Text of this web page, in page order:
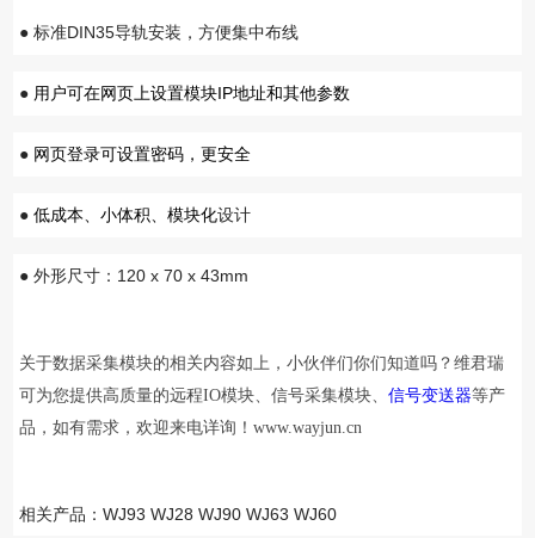
●标准DIN35导轨安装，方便集中布线
● 用户可在网页上设置模块IP地址和其他参数
● 网页登录可设置密码，更安全
● 低成本、小体积、模块化设计
●外形尺寸： 120 x 70 x 43mm
关于数据采集模块的相关内容如上 ，小伙伴们你们知道吗？维君瑞
可为您提供高质量的远程IO模块、信号采集模块、信号变送器等产
品，如有需求，欢迎来电详询！www.wayjun.cn
相关产品：WJ93 WJ28 WJ90 WJ63 WJ60